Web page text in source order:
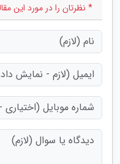
* نظرتان را در مورد این